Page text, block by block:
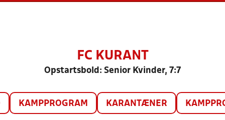
FC KURANT
Opstartsbold: Senior Kvinder, 7:7
KAMPPROGRAM KARANTÆNER